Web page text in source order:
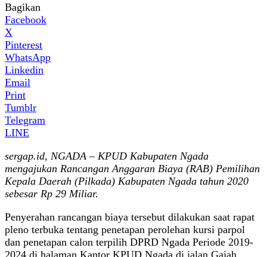
Bagikan
Facebook
X
Pinterest
WhatsApp
Linkedin
Email
Print
Tumblr
Telegram
LINE
sergap.id, NGADA – KPUD Kabupaten Ngada
mengajukan Rancangan Anggaran Biaya (RAB) Pemilihan
Kepala Daerah (Pilkada) Kabupaten Ngada tahun 2020
sebesar Rp 29 Miliar.
Penyerahan rancangan biaya tersebut dilakukan saat rapat
pleno terbuka tentang penetapan perolehan kursi parpol
dan penetapan calon terpilih DPRD Ngada Periode 2019-
2024 di halaman Kantor KPUD Ngada di jalan Gajah